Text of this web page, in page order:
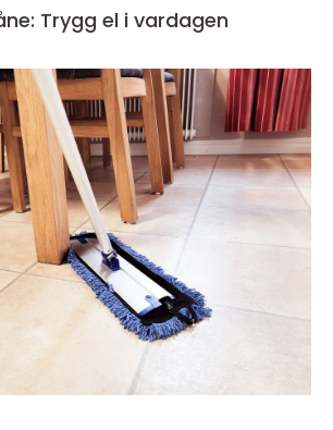
Trygg el i vardagen